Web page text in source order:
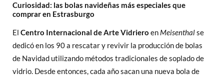
Curiosidad: las bolas navideñas más especiales que
comprar en Estrasburgo
El Centro Internacional de Arte Vidriero en Meisenthalse
dedicó en los 90 a rescatar y revivir la producción de bolas
de Navidad utilizando métodos tradicionales de soplado de
vidrio. Desde entonces, cada año sacan una nueva bola de